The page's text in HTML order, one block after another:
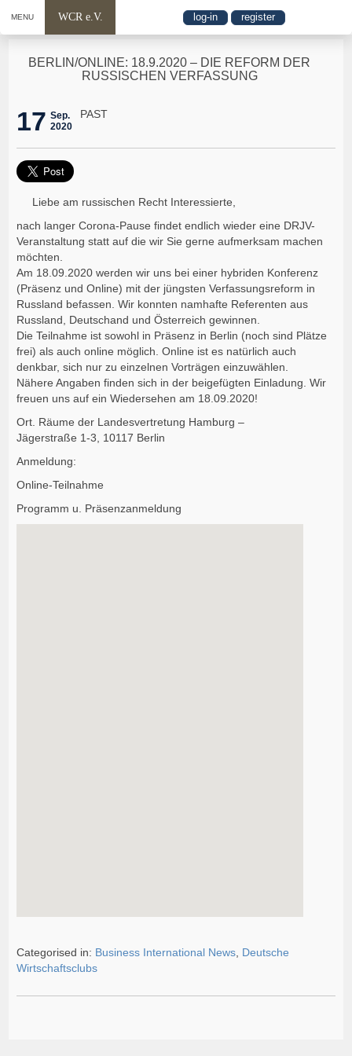
MENU WCR e.V. log-in register
BERLIN/ONLINE: 18.9.2020 – DIE REFORM DER
RUSSISCHEN VERFASSUNG
17 Sep.
2020
PAST
Liebe am russischen Recht Interessierte,
nach langer Corona-Pause findet endlich wieder eine DRJV-
Veranstaltung statt auf die wir Sie gerne aufmerksam machen
möchten.
Am 18.09.2020 werden wir uns bei einer hybriden Konferenz
(Präsenz und Online) mit der jüngsten Verfassungsreform in
Russland befassen. Wir konnten namhafte Referenten aus
Russland, Deutschand und Österreich gewinnen.
Die Teilnahme ist sowohl in Präsenz in Berlin (noch sind Plätze
frei) als auch online möglich. Online ist es natürlich auch
denkbar, sich nur zu einzelnen Vorträgen einzuwählen.
Nähere Angaben finden sich in der beigefügten Einladung. Wir
freuen uns auf ein Wiedersehen am 18.09.2020!
Ort. Räume der Landesvertretung Hamburg –
Jägerstraße 1-3, 10117 Berlin
Anmeldung:
Online-Teilnahme
Programm u. Präsenzanmeldung
Categorised in: Business International News Deutsche
Wirtschaftsclubs